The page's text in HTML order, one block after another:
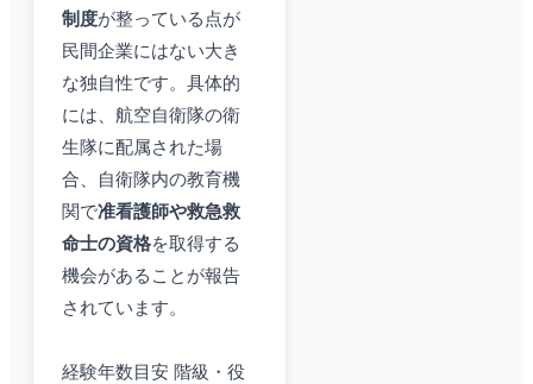
制度が整っている点が
民間企業にはない大き
な独自性です。具体的
には、航空自衛隊の衛
生隊に配属された場
合、自衛隊内の教育機
関で准看護師や救急救
命士の資格を取得する
機会があることが報告
されています。
経験年数目安 階級・役